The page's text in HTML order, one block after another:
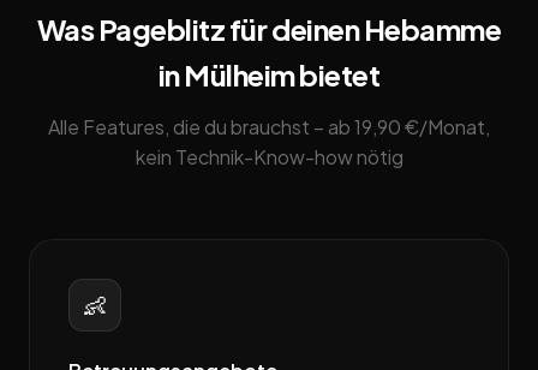
Was Pageblitz für deinen Hebamme
in Mülheim bietet
Alle Features, die du brauchst – ab 19,90 €/Monat,
kein Technik-Know-how nötig
👶